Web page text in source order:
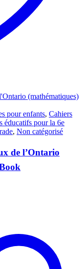
pour enfants, Cahiers
éducatifs pour la 6e
, Non catégorisé
de l’Ontario